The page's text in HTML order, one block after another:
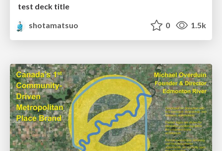
test deck title
shotamatsuo
0 1.5k